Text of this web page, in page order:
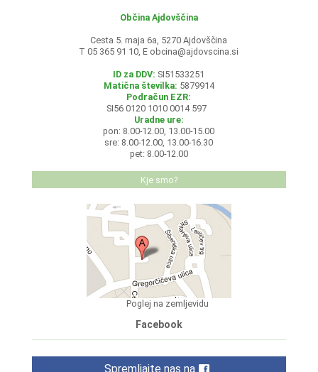
Občina Ajdovščina
Cesta 5. maja 6a, 5270 Ajdovščina
T 05 365 91 10, E obcina@ajdovscina.si
ID za DDV: SI51533251
Matična številka: 5879914
Podračun EZR:
SI56 0120 1010 0014 597
Uradne ure:
pon: 8.00-12.00, 13.00-15.00
sre: 8.00-12.00, 13.00-16.30
pet: 8.00-12.00
Kje smo?
Poglej na zemljevidu
Facebook
Spremljajte nas na